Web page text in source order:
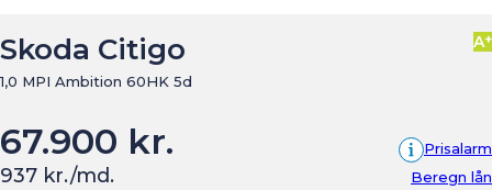
Skoda Citigo
1,0 MPI Ambition 60HK 5d
A+
67.900 kr. Prisalarm
937 kr./md. Beregn lån